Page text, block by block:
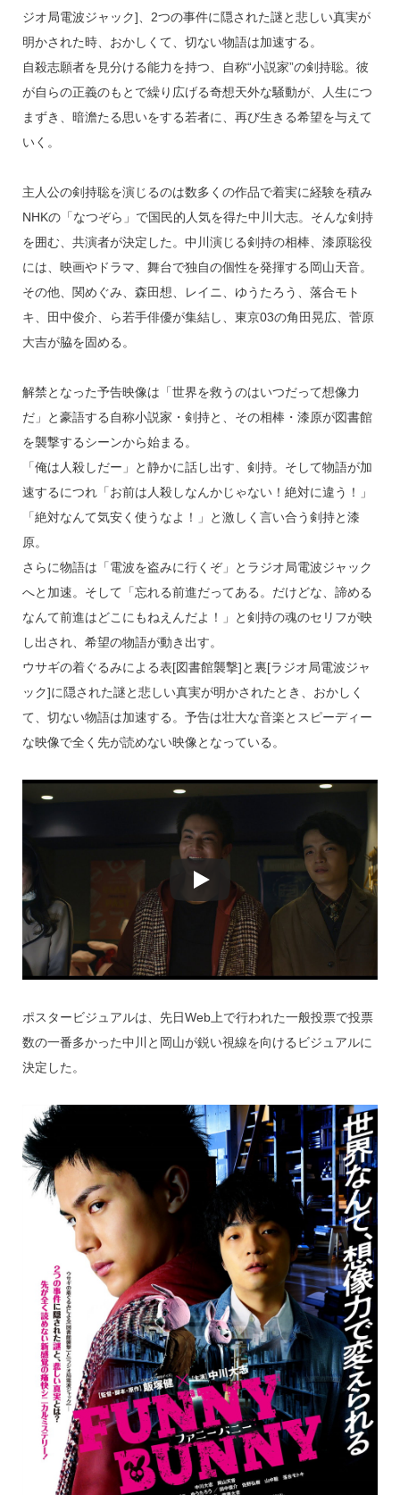
ジオ局電波ジャック]、2つの事件に隠された謎と悲しい真実が
明かされた時、おかしくて、切ない物語は加速する。
自殺志願者を見分ける能力を持つ、自称“小説家”の剣持聡。彼
が自らの正義のもとで繰り広げる奇想天外な騒動が、人生につ
まずき、暗澹たる思いをする若者に、再び生きる希望を与えて
いく。
主人公の剣持聡を演じるのは数多くの作品で着実に経験を積み
NHKの「なつぞら」で国民的人気を得た中川大志。そんな剣持
を囲む、共演者が決定した。中川演じる剣持の相棒、漆原聡役
には、映画やドラマ、舞台で独自の個性を発揮する岡山天音。
その他、関めぐみ、森田想、レイニ、ゆうたろう、落合モト
キ、田中俊介、ら若手俳優が集結し、東京03の角田晃広、菅原
大吉が脇を固める。
解禁となった予告映像は「世界を救うのはいつだって想像力
だ」と豪語する自称小説家・剣持と、その相棒・漆原が図書館
を襲撃するシーンから始まる。
「俺は人殺しだー」と静かに話し出す、剣持。そして物語が加
速するにつれ「お前は人殺しなんかじゃない！絶対に違う！」
「絶対なんて気安く使うなよ！」と激しく言い合う剣持と漆
原。
さらに物語は「電波を盗みに行くぞ」とラジオ局電波ジャック
へと加速。そして「忘れる前進だってある。だけどな、諦める
なんて前進はどこにもねえんだよ！」と剣持の魂のセリフが映
し出され、希望の物語が動き出す。
ウサギの着ぐるみによる表[図書館襲撃]と裏[ラジオ局電波ジャ
ック]に隠された謎と悲しい真実が明かされたとき、おかしく
て、切ない物語は加速する。予告は壮大な音楽とスピーディー
な映像で全く先が読めない映像となっている。
ポスタービジュアルは、先日Web上で行われた一般投票で投票
数の一番多かった中川と岡山が鋭い視線を向けるビジュアルに
決定した。